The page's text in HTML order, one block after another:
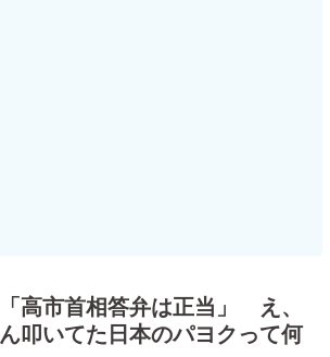
高市首相答弁は正当」 え、
叩いてた日本のパヨクって何